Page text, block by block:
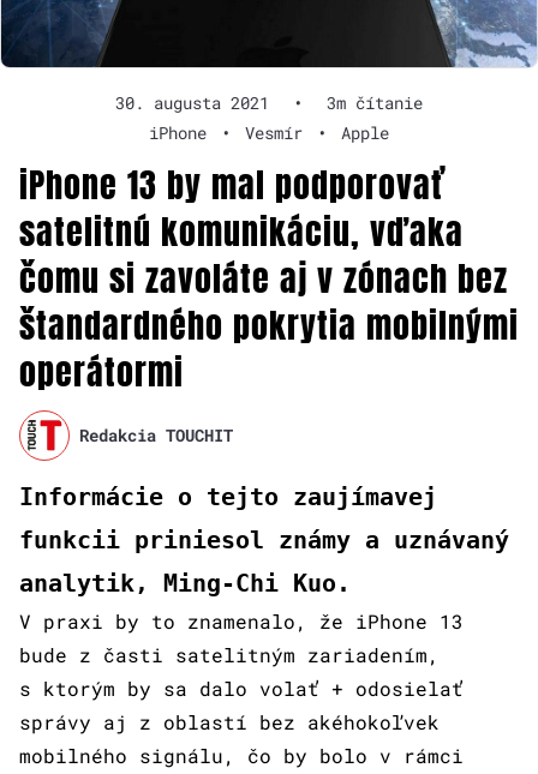
30. augusta 2021 •
3m čítanie
iPhone
• Vesmír • Apple
iPhone 13 by mal podporovať
satelitnú komunikáciu, vďaka
čomu si zavoláte aj v zónach bez
štandardného pokrytia mobilnými
operátormi
Redakcia TOUCHIT
Informácie o tejto zaujímavej
funkcii priniesol známy a uznávaný
analytik, Ming-Chi Kuo.
V praxi by to znamenalo, že iPhone 13
bude z časti satelitným zariadením,
s ktorým by sa dalo volať + odosielať
správy aj z oblastí bez akéhokoľvek
mobilného signálu, čo by bolo v rámci